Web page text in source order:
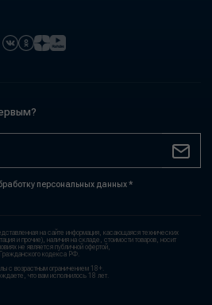
персональных данных *
на сайте информация, касающаяся технических
и прочие), наличия на складе, стоимости товаров, носит
не является публичной офертой,
кодекса РФ.
с возрастным ограничением 18+.
что вам исполнилось 18 лет.